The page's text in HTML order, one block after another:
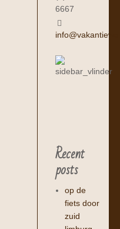
6667
Recent
posts
op de
fiets door
zuid